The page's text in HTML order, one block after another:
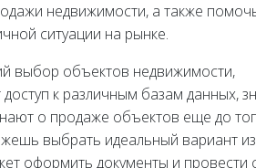
недвижимости, а также
ситуации на рынке.
выбор объектов недвижимости,
к различным базам данных,
о продаже объектов еще до
выбрать идеальный вариант из
оформить документы и провести